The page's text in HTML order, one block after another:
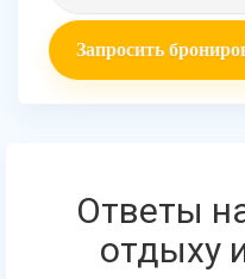
Запросить
Ответы
отдыху